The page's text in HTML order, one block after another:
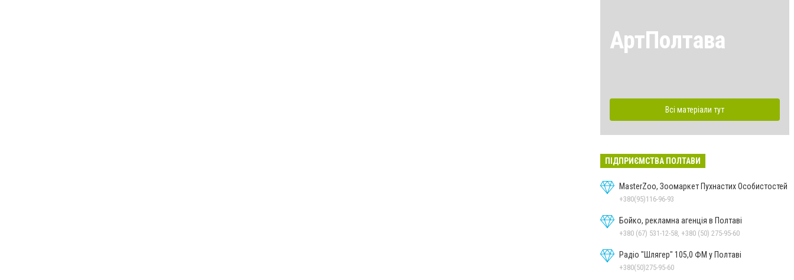
АртПолтава
Всі матеріали тут
ПІДПРИЄМСТВА ПОЛТАВИ
MasterZoo, Зоомаркет Пухнастих Особистостей
+380(95)116-96-93
Бойко, рекламна агенція в Полтаві
+380 (67) 531-12-58, +380 (50) 275-95-60
Радіо "Шлягер" 105,0 ФМ у Полтаві
+380(50)275-95-60